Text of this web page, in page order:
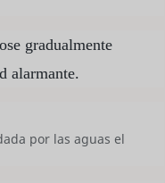
gradualmente
alarmante.
por las aguas el